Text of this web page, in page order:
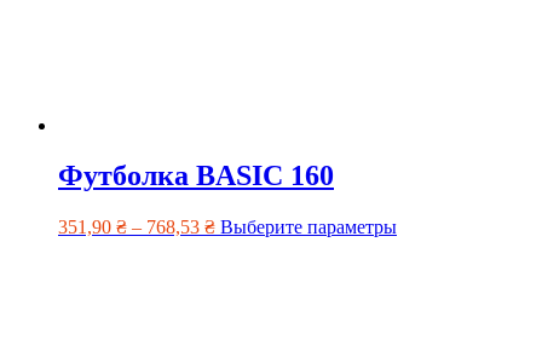
Футболка BASIC 160
351,90 ₴ – 768,53 ₴ Выберите параметры